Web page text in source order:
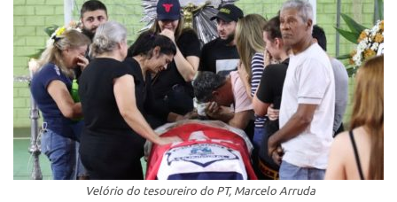
Velório do tesoureiro do PT, Marcelo Arruda